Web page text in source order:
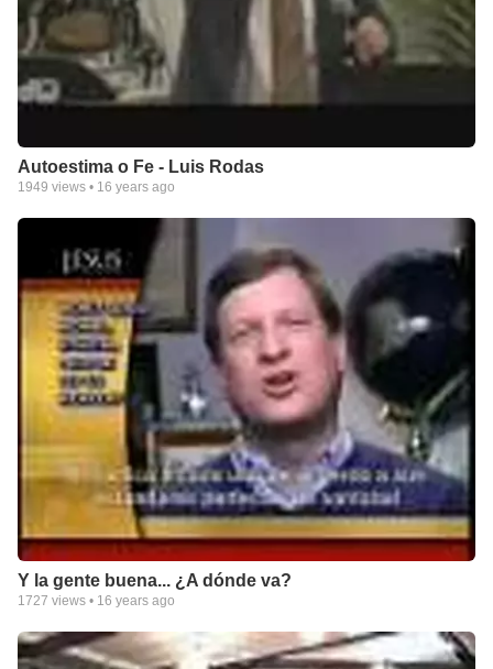
Autoestima o Fe - Luis Rodas
1949 views • 16 years ago
Y la gente buena... ¿A dónde va?
1727 views • 16 years ago